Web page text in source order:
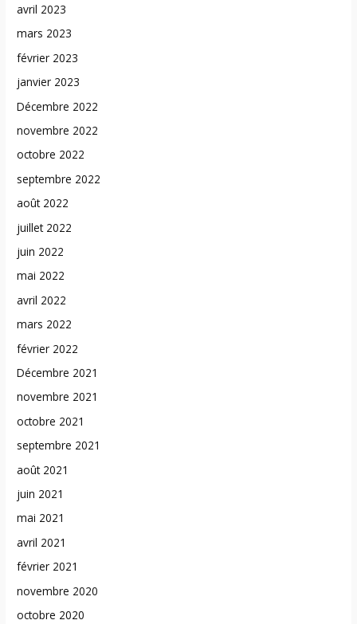
avril 2023
mars 2023
février 2023
janvier 2023
Décembre 2022
novembre 2022
octobre 2022
septembre 2022
août 2022
juillet 2022
juin 2022
mai 2022
avril 2022
mars 2022
février 2022
Décembre 2021
novembre 2021
octobre 2021
septembre 2021
août 2021
juin 2021
mai 2021
avril 2021
février 2021
novembre 2020
octobre 2020